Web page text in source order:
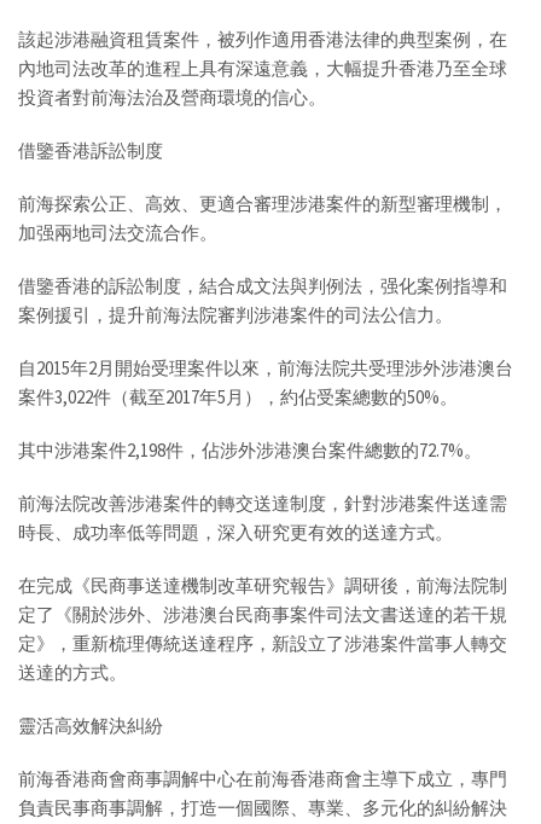
該起涉港融資租賃案件，被列作適用香港法律的典型案例，在
內地司法改革的進程上具有深遠意義，大幅提升香港乃至全球
投資者對前海法治及營商環境的信心。
借鑒香港訴訟制度
前海探索公正、高效、更適合審理涉港案件的新型審理機制，
加强兩地司法交流合作。
借鑒香港的訴訟制度，結合成文法與判例法，强化案例指導和
案例援引，提升前海法院審判涉港案件的司法公信力。
自2015年2月開始受理案件以來，前海法院共受理涉外涉港澳台
案件3,022件（截至2017年5月），約佔受案總數的50%。
其中涉港案件2,198件，佔涉外涉港澳台案件總數的72.7%。
前海法院改善涉港案件的轉交送達制度，針對涉港案件送達需
時長、成功率低等問題，深入研究更有效的送達方式。
在完成《民商事送達機制改革研究報告》調研後，前海法院制
定了《關於涉外、涉港澳台民商事案件司法文書送達的若干規
定》，重新梳理傳統送達程序，新設立了涉港案件當事人轉交
送達的方式。
靈活高效解決糾紛
前海香港商會商事調解中心在前海香港商會主導下成立，專門
負責民事商事調解，打造一個國際、專業、多元化的糾紛解決